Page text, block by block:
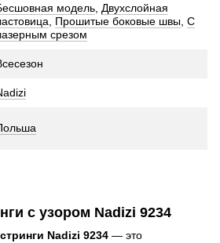
модель Двухслойная
Прошитые боковые швы С
срезом
с узором Nadizi 9234
Nadizi 9234 — это